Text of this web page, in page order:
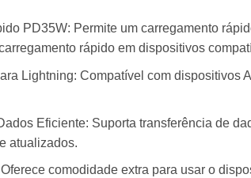
PD35W: Permite um carregamento
rápido em dispositivos
Lightning: Compatível com dispositivos
Eficiente: Suporta transferência de
atualizados.
comodidade extra para usar o